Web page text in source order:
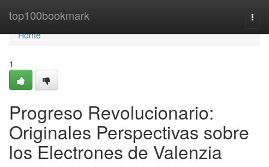
top100bookmark
Home
Home
1
Progreso Revolucionario:
Originales Perspectivas sobre
los Electrones de Valenzia